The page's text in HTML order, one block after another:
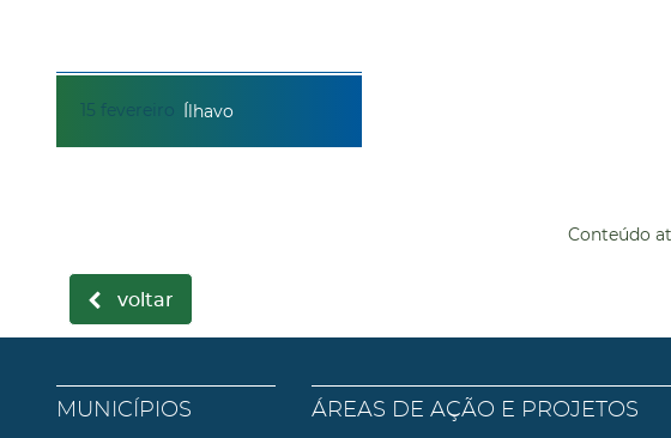
15 fevereiro Ílhavo
Conteúdo
voltar
MUNICÍPIOS
ÁREAS DE AÇÃO E PROJETOS